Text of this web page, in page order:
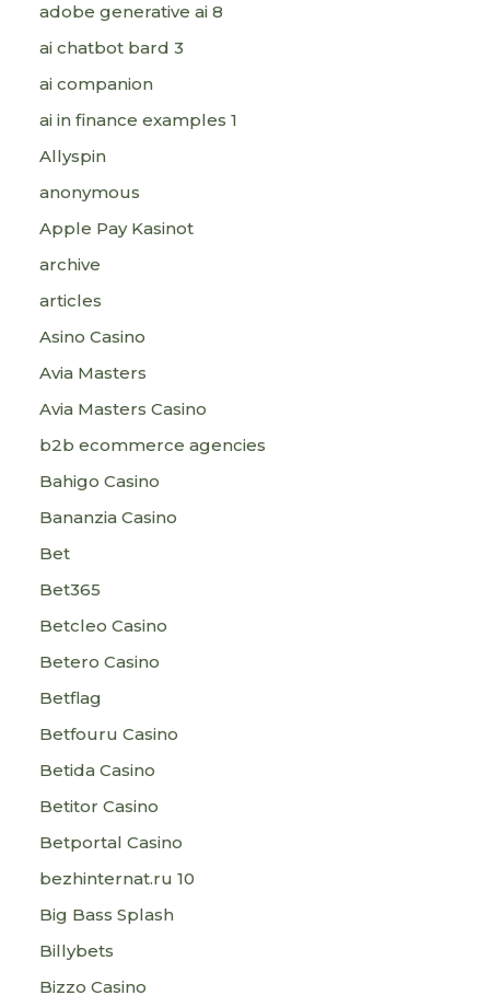
adobe generative ai 8
ai chatbot bard 3
ai companion
ai in finance examples 1
Allyspin
anonymous
Apple Pay Kasinot
archive
articles
Asino Casino
Avia Masters
Avia Masters Casino
b2b ecommerce agencies
Bahigo Casino
Bananzia Casino
Bet
Bet365
Betcleo Casino
Betero Casino
Betflag
Betfouru Casino
Betida Casino
Betitor Casino
Betportal Casino
bezhinternat.ru 10
Big Bass Splash
Billybets
Bizzo Casino